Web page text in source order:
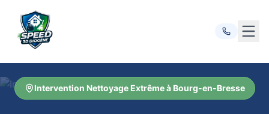
Intervention Nettoyage Extrême à Bourg-en-Bresse